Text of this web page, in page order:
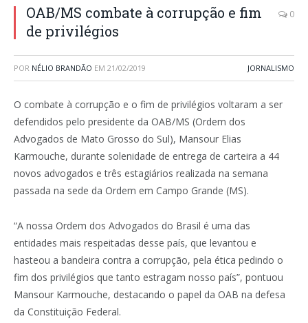
OAB/MS combate à corrupção e fim
de privilégios
0
POR NÉLIO BRANDÃO EM 21/02/2019 JORNALISMO
O combate à corrupção e o fim de privilégios voltaram a ser
defendidos pelo presidente da OAB/MS (Ordem dos
Advogados de Mato Grosso do Sul), Mansour Elias
Karmouche, durante solenidade de entrega de carteira a 44
novos advogados e três estagiários realizada na semana
passada na sede da Ordem em Campo Grande (MS).
“A nossa Ordem dos Advogados do Brasil é uma das
entidades mais respeitadas desse país, que levantou e
hasteou a bandeira contra a corrupção, pela ética pedindo o
fim dos privilégios que tanto estragam nosso país”, pontuou
Mansour Karmouche, destacando o papel da OAB na defesa
da Constituição Federal.